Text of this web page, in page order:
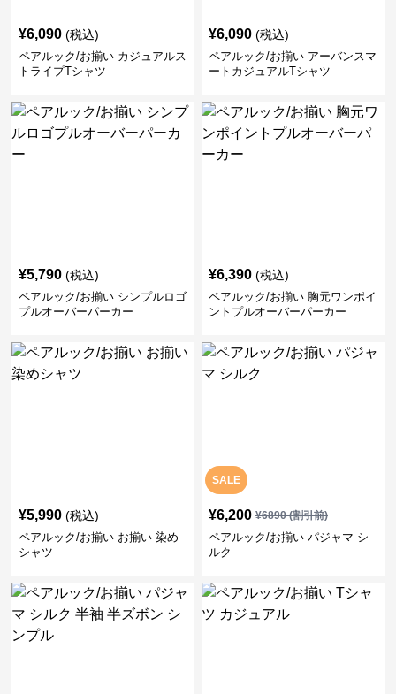
¥6,090 (税込)
ペアルック/お揃い カジュアルス
トライプTシャツ
¥6,090 (税込)
ペアルック/お揃い アーバンスマ
ートカジュアルTシャツ
¥5,790 (税込)
ペアルック/お揃い シンプルロゴ
プルオーバーパーカー
¥6,390 (税込)
ペアルック/お揃い 胸元ワンポイ
ントプルオーバーパーカー
¥5,990 (税込)
ペアルック/お揃い お揃い 染め
シャツ
SALE
¥6,200 ¥6890(割引前)
ペアルック/お揃い パジャマ シ
ルク